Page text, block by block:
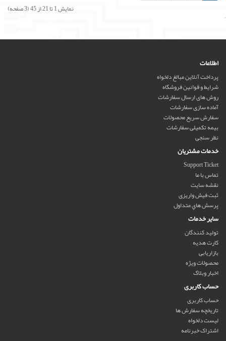
نمایش 1 تا 21 از 45 (3 صفحه)
'
اطلاعات
پرداخت آنلاین مبالغ دلخواه
شرایط و قوانین فروشگاه
روش های ارسال سفارشات
آماده سازی سفارشات
سفارش سریع محصولات
بیمه تکمیلی سفارشات
نظر سنجی
خدمات مشتریان
Support Ticket
تماس با ما
نقشه سایت
ثبت فیش واریزی
پرسش هاي متداول
سایر خدمات
تولید کنندگان
کارت هدیه
بازاریابی
محصولات ویژه
اخبار وبلاگ
حساب کاربری
حساب کاربری
تاریخچه سفارش ها
لیست دلخواه
اشتراک خبرنامه